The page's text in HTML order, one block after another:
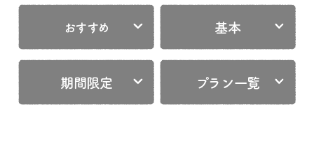
おすすめ 基本
期間限定 プラン一覧